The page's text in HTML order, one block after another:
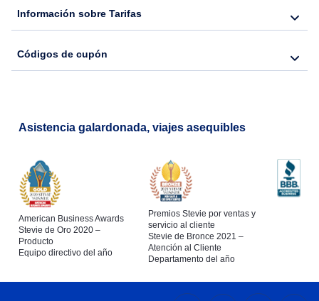
Información sobre Tarifas
Códigos de cupón
Asistencia galardonada, viajes asequibles
American Business Awards
Stevie de Oro 2020 –
Producto
Equipo directivo del año
Premios Stevie por ventas y
servicio al cliente
Stevie de Bronce 2021 –
Atención al Cliente
Departamento del año